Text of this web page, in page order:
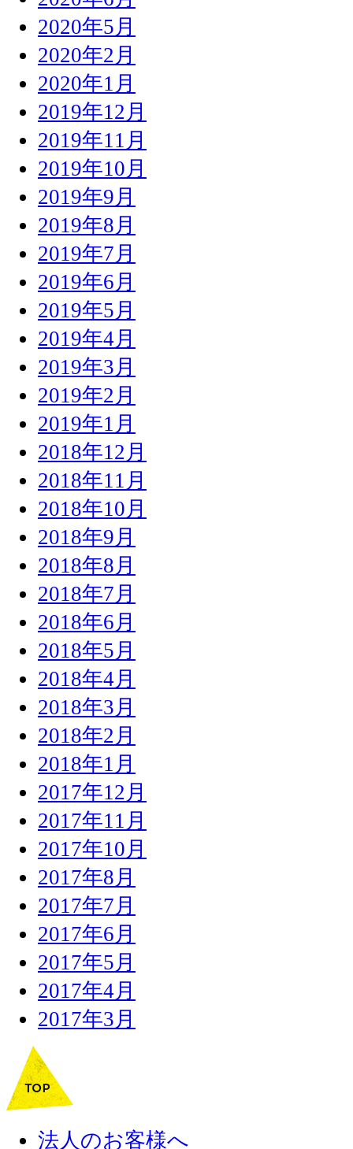
2020年5月
2020年2月
2020年1月
2019年12月
2019年11月
2019年10月
2019年9月
2019年8月
2019年7月
2019年6月
2019年5月
2019年4月
2019年3月
2019年2月
2019年1月
2018年12月
2018年11月
2018年10月
2018年9月
2018年8月
2018年7月
2018年6月
2018年5月
2018年4月
2018年3月
2018年2月
2018年1月
2017年12月
2017年11月
2017年10月
2017年8月
2017年7月
2017年6月
2017年5月
2017年4月
2017年3月
法人のお客様へ